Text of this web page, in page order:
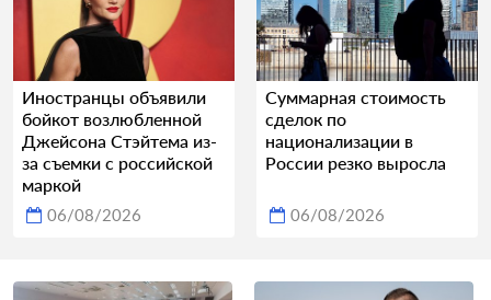
Иностранцы объявили
бойкот возлюбленной
Джейсона Стэйтема из-
за съемки с российской
маркой
06/08/2026
Суммарная стоимость
сделок по
национализации в
России резко выросла
06/08/2026